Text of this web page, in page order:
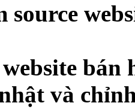
source
bán
và